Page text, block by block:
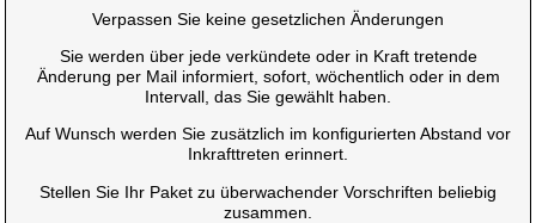
Verpassen Sie keine gesetzlichen Änderungen
Sie werden über jede verkündete oder in Kraft tretende
Änderung per Mail informiert, sofort, wöchentlich oder in dem
Intervall, das Sie gewählt haben.
Auf Wunsch werden Sie zusätzlich im konfigurierten Abstand vor
Inkrafttreten erinnert.
Stellen Sie Ihr Paket zu überwachender Vorschriften beliebig
zusammen.